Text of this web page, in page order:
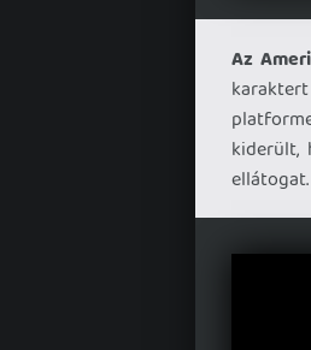
Az
kiderült,
ellátogat.